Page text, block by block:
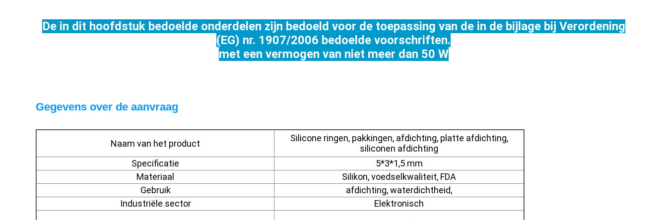
De in dit hoofdstuk bedoelde onderdelen zijn bedoeld voor de toepassing van de in de bijlage bij Verordening
(EG) nr. 1907/2006 bedoelde voorschriften.
met een vermogen van niet meer dan 50 W
Gegevens over de aanvraag
Naam van het product
Silicone ringen, pakkingen, afdichting, platte afdichting,
siliconen afdichting
Specificatie
5*3*1,5 mm
Materiaal
Silikon, voedselkwaliteit, FDA
Gebruik
afdichting, waterdichtheid,
Industriële sector
Elektronisch